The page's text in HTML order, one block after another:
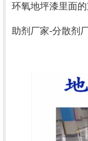
环氧地坪漆里面
助剂厂家-分散剂